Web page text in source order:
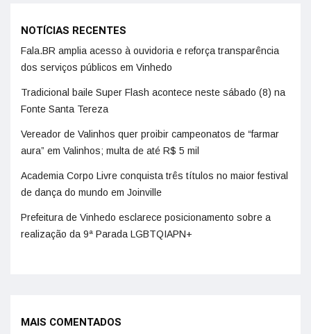
NOTÍCIAS RECENTES
Fala.BR amplia acesso à ouvidoria e reforça transparência
dos serviços públicos em Vinhedo
Tradicional baile Super Flash acontece neste sábado (8) na
Fonte Santa Tereza
Vereador de Valinhos quer proibir campeonatos de “farmar
aura” em Valinhos; multa de até R$ 5 mil
Academia Corpo Livre conquista três títulos no maior festival
de dança do mundo em Joinville
Prefeitura de Vinhedo esclarece posicionamento sobre a
realização da 9ª Parada LGBTQIAPN+
MAIS COMENTADOS